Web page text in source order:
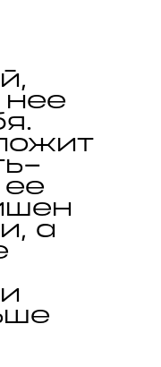
нее
ее
а